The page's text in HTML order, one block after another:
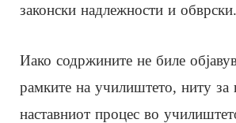
законски надлежности и обврски.
Иако содржините не биле
рамките на училиштето, ниту за
наставниот процес во